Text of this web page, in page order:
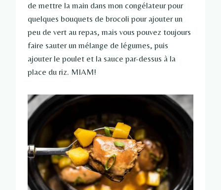
de mettre la main dans mon congélateur pour
quelques bouquets de brocoli pour ajouter un
peu de vert au repas, mais vous pouvez toujours
faire sauter un mélange de légumes, puis
ajouter le poulet et la sauce par-dessus à la
place du riz. MIAM!